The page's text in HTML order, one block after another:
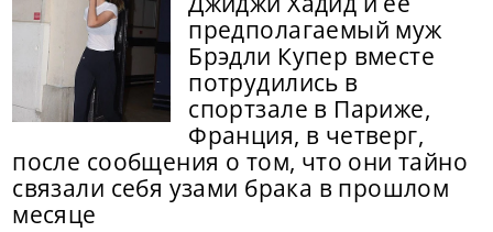
предполагаемый муж
Брэдли Купер вместе
потрудились в
спортзале в Париже,
Франция, в четверг,
после сообщения о том, что они тайно
связали себя узами брака в прошлом
месяце